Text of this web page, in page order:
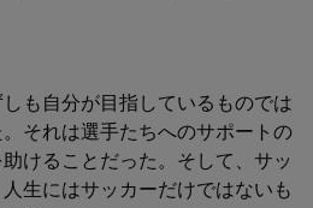
も自分が目指しているものでは
それは選手たちへのサポートの
けることだった。そして、サッ
生にはサッカーだけではないも